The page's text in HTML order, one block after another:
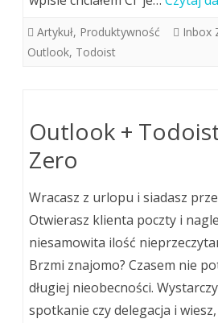
Artykuł, Produktywność Inbox
Outlook, Todoist
Outlook +
Zero
Wracasz z urlopu i siadasz
Otwierasz klienta poczty i
niesamowita ilość
Brzmi znajomo? Czasem nie
długiej nieobecności.
spotkanie czy delegacja i